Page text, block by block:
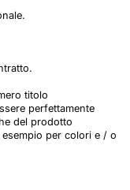
titolo
perfettamente
del prodotto
per colori e / o